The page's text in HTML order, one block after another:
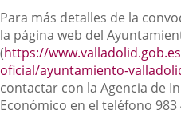
Para más detalles de la
la página web del
(https://
oficial/ayuntamiento-
contactar con la Agencia de
Económico en el teléfono 983